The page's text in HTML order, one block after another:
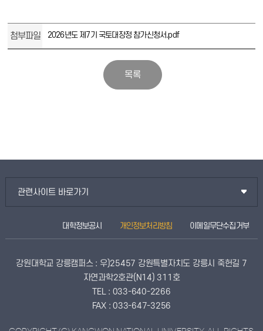
첨부파일 2026년도 제7기 국토대장정 참가신청서.pdf
관련사이트 바로가기
대학정보공시 개인정보처리방침 이메일무단수집거부
강원대학교 강릉캠퍼스 : 우)25457 강원특별자치도 강릉시 죽헌길 7
자연과학2호관(N14) 311호
TEL : 033-640-2266
FAX : 033-647-3256